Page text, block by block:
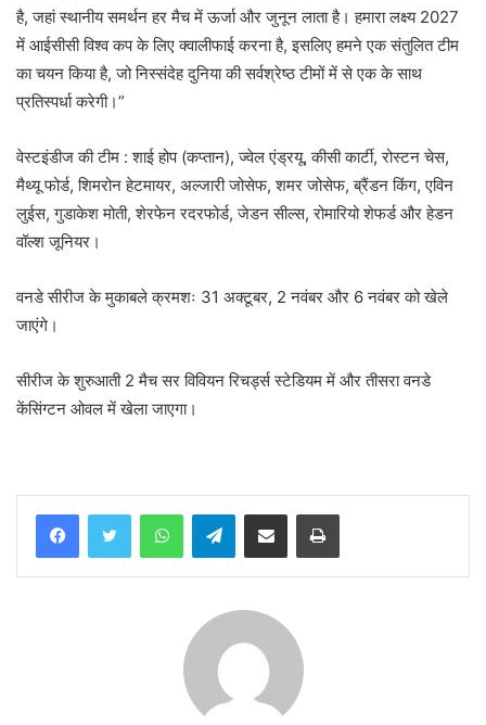
है, जहां स्थानीय समर्थन हर मैच में ऊर्जा और जुनून लाता है। हमारा लक्ष्य 2027
में आईसीसी विश्व कप के लिए क्वालीफाई करना है, इसलिए हमने एक संतुलित टीम
का चयन किया है, जो निस्संदेह दुनिया की सर्वश्रेष्ठ टीमों में से एक के साथ
प्रतिस्पर्धा करेगी।”
वेस्टइंडीज की टीम : शाई होप (कप्तान), ज्वेल एंड्रयू, कीसी कार्टी, रोस्टन चेस,
मैथ्यू फोर्ड, शिमरोन हेटमायर, अल्जारी जोसेफ, शमर जोसेफ, ब्रैंडन किंग, एविन
लुईस, गुडाकेश मोती, शेरफेन रदरफोर्ड, जेडन सील्स, रोमारियो शेफर्ड और हेडन
वॉल्श जूनियर।
वनडे सीरीज के मुकाबले क्रमशः 31 अक्टूबर, 2 नवंबर और 6 नवंबर को खेले
जाएंगे।
सीरीज के शुरुआती 2 मैच सर विवियन रिचर्ड्स स्टेडियम में और तीसरा वनडे
केंसिंग्टन ओवल में खेला जाएगा।
WhatsAppTelegramShare via Email Print